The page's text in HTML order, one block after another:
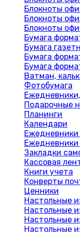
Блокноты
Блокноты
Блокноты
Бумага
Бумага
Бумага
Бумага
Ватман,
Фотобумага
Подарочные
Планинги
Календари
Закладки
Кассовая
Книги учета
Конверты
Ценники
Настольные
Настольные
Настольные
Настольные